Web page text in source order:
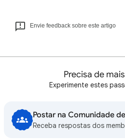
Envie feedback sobre este artigo
Precisa de
Experimente estes
Postar na Comunidade
Receba respostas dos